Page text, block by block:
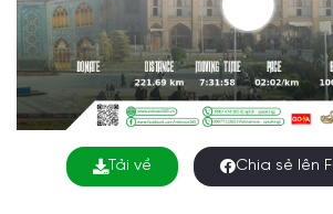
Tải về Chia sẻ lên